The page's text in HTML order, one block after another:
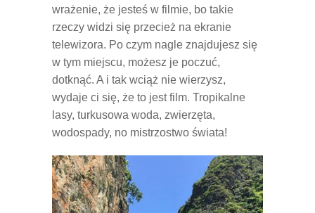
wrażenie, że jesteś w filmie, bo takie
rzeczy widzi się przecież na ekranie
telewizora. Po czym nagle znajdujesz się
w tym miejscu, możesz je poczuć,
dotknąć. A i tak wciąż nie wierzysz,
wydaje ci się, że to jest film. Tropikalne
lasy, turkusowa woda, zwierzęta,
wodospady, no mistrzostwo świata!